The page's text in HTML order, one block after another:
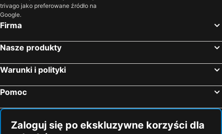
trivago jako preferowane źródło na
Google.
Firma
Nasze produkty
Warunki i polityki
Pomoc
Zaloguj się po ekskluzywne korzyści dla